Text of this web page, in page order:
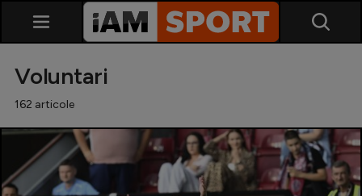
Voluntari
162 articole